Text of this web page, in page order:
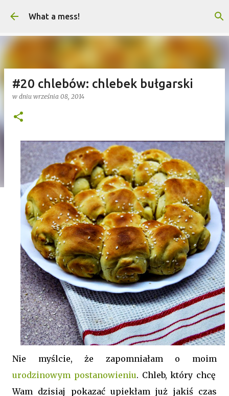
Przejdź do głównej zawartości
What a mess!
#20 chlebów: chlebek bułgarski
w dniu września 08, 2014
Nie myślcie, że zapomniałam o moim
urodzinowym postanowieniu. Chleb, który chcę
Wam dzisiaj pokazać upiekłam już jakiś czas